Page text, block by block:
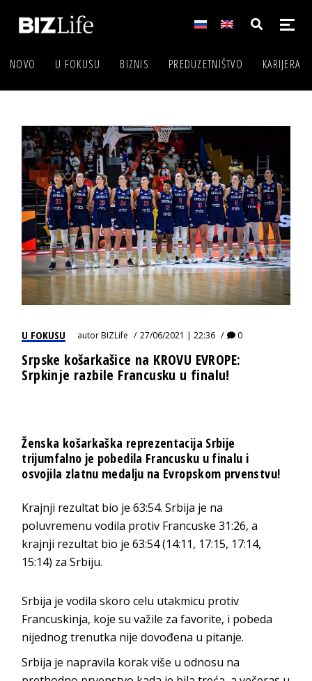
NOVO U FOKUSU BIZNIS PREDUZETNIŠTVO KARIJERA
U FOKUSU autorBIZLife 27/06/2021 | 22:36 0
Srpske košarkašice na KROVU EVROPE:
Srpkinje razbile Francusku u finalu!
Ženska košarkaška reprezentacija Srbije
trijumfalno je pobedila Francusku u finalu i
osvojila zlatnu medalju na Evropskom prvenstvu!
Krajnji rezultat bio je 63:54. Srbija je na
poluvremenu vodila protiv Francuske 31:26, a
krajnji rezultat bio je 63:54 (14:11, 17:15, 17:14,
15:14) za Srbiju.
Srbija je vodila skoro celu utakmicu protiv
Francuskinja, koje su važile za favorite, i pobeda
nijednog trenutka nije dovođena u pitanje.
Srbija je napravila korak više u odnosu na